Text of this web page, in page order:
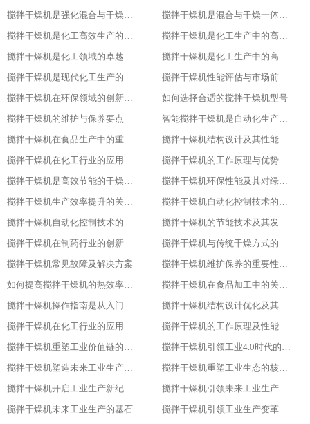
搅拌干燥机是强化混合与干燥效果的理想设备
搅拌干燥机是混合与干燥一体化的高效利器
搅拌干燥机是化工高效生产的得力助手
搅拌干燥机是化工生产中的高效干燥与混合专家
搅拌干燥机是化工领域的卓越干燥利器
搅拌干燥机是化工生产中的高效利器
搅拌干燥机是现代化工生产的得力助手
搅拌干燥机性能评估与市场前景分析
搅拌干燥机在环保领域的创新应用
如何选择合适的搅拌干燥机型号
搅拌干燥机的维护与保养要点
智能搅拌干燥机是自动化生产的新趋势
搅拌干燥机在食品生产中的重要作用
搅拌干燥机结构设计及其性能优化
搅拌干燥机在化工行业的应用实践
搅拌干燥机的工作原理与优势分析
搅拌干燥机是高效节能的干燥新选择
搅拌干燥机环保性能及其对绿色生产的意义
搅拌干燥机生产效率提升的关键因素
搅拌干燥机自动化控制技术的探索与实践
搅拌干燥机自动化控制技术的探索与实践
搅拌干燥机的节能技术及其发展趋势
搅拌干燥机在制药行业的创新应用
搅拌干燥机与传统干燥方式的比较与优势分析
搅拌干燥机常见故障及解决方案
搅拌干燥机维护保养的重要性及实施方法
如何提高搅拌干燥机的热效率与干燥效果
搅拌干燥机在食品加工中的关键作用
搅拌干燥机操作指南是从入门到精通
搅拌干燥机结构设计优化及其影响研究
搅拌干燥机在化工行业的应用及优势分析
搅拌干燥机的工作原理及性能特点详解
搅拌干燥机重塑工业价值链的重要一环
搅拌干燥机引领工业4.0时代的核心设备
搅拌干燥机塑造未来工业生产新格局的重要工具
搅拌干燥机重塑工业生态的核心力量
搅拌干燥机开启工业生产新纪元的关键
搅拌干燥机引领未来工业生产的先锋
搅拌干燥机未来工业生产的基石
搅拌干燥机引领工业生产变革的重要力量